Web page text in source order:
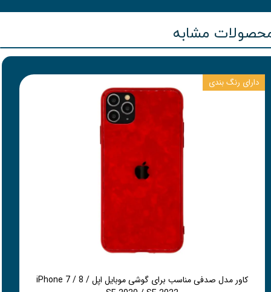
مشابه
کاور مدل صدفی مناسب برای گوشی موبایل اپل iPhone 7 / 8 /
دارای رنگ بندی